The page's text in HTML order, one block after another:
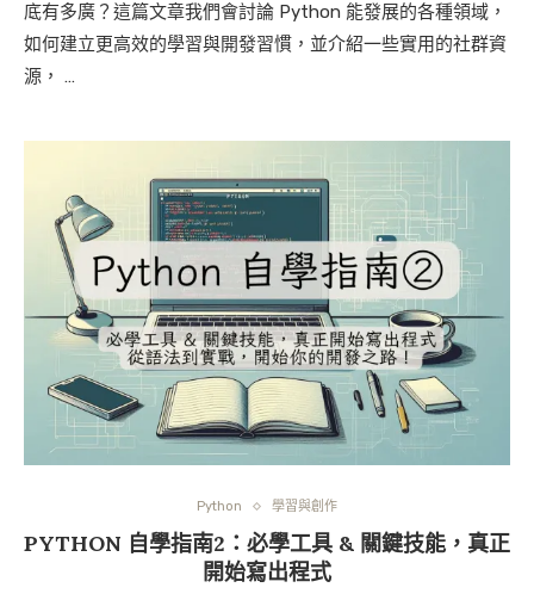
底有多廣？這篇文章我們會討論 Python 能發展的各種領域，
如何建立更高效的學習與開發習慣，並介紹一些實用的社群資
源， …
Python 學習與創作
PYTHON 自學指南2：必學工具 & 關鍵技能，真正
開始寫出程式